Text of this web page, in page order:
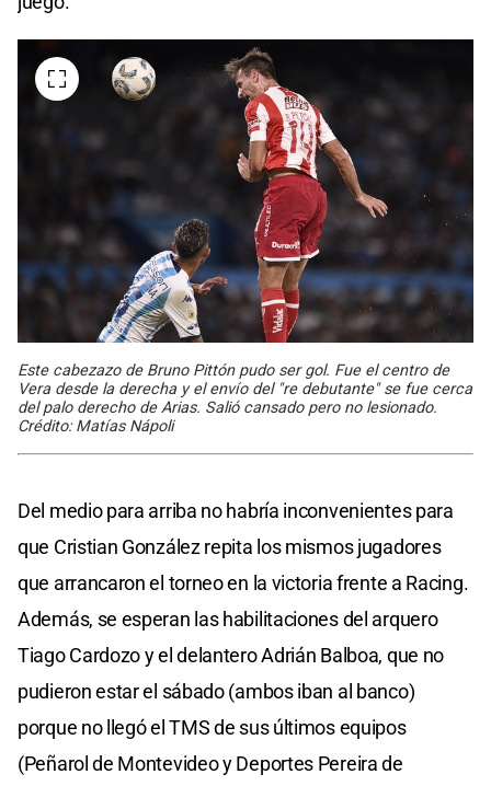
Este cabezazo de Bruno Pittón pudo ser gol. Fue el centro de
Vera desde la derecha y el envío del "re debutante" se fue cerca
del palo derecho de Arias. Salió cansado pero no lesionado.
Crédito: Matías Nápoli
Del medio para arriba no habría inconvenientes para
que Cristian González repita los mismos jugadores
que arrancaron el torneo en la victoria frente a Racing.
Además, se esperan las habilitaciones del arquero
Tiago Cardozo y el delantero Adrián Balboa, que no
pudieron estar el sábado (ambos iban al banco)
porque no llegó el TMS de sus últimos equipos
(Peñarol de Montevideo y Deportes Pereira de